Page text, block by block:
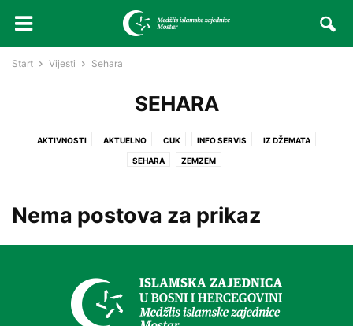
Start Vijesti Sehara
SEHARA
AKTIVNOSTI AKTUELNO CUK INFO SERVIS IZ DŽEMATA
SEHARA ZEMZEM
Nema postova za prikaz